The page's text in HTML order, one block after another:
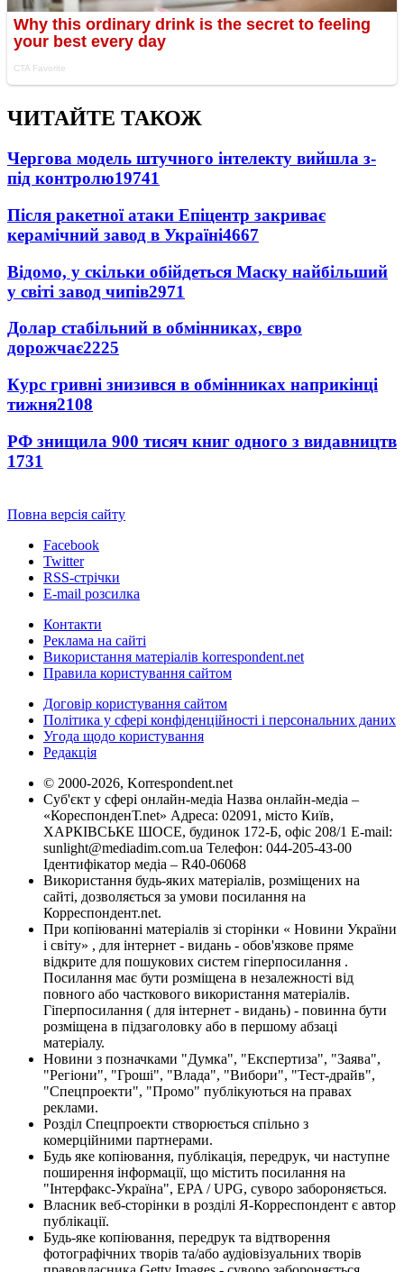
ЧИТАЙТЕ ТАКОЖ
Чергова модель штучного інтелекту вийшла з-
під контролю19741
Після ракетної атаки Епіцентр закриває
керамічний завод в Україні4667
Відомо, у скільки обійдеться Маску найбільший
у світі завод чипів2971
Долар стабільний в обмінниках, євро
дорожчає2225
Курс гривні знизився в обмінниках наприкінці
тижня2108
РФ знищила 900 тисяч книг одного з видавництв
1731
Повна версія сайту
Facebook
Twitter
RSS-стрічки
E-mail розсилка
Контакти
Реклама на сайті
Використання матеріалів korrespondent.net
Правила користування сайтом
Договір користування сайтом
Політика у сфері конфіденційності і персональних даних
Угода щодо користування
Редакція
© 2000-2026, Korrespondent.net
Суб'єкт у сфері онлайн-медіа Назва онлайн-медіа –
«КореспонденТ.net» Адреса: 02091, місто Київ,
ХАРКІВСЬКЕ ШОСЕ, будинок 172-Б, офіс 208/1 E-mail:
sunlight@mediadim.com.ua Телефон: 044-205-43-00
Ідентифікатор медіа – R40-06068
Використання будь-яких матеріалів, розміщених на
сайті, дозволяється за умови посилання на
Корреспондент.net.
При копіюванні матеріалів зі сторінки « Новини України
і світу» , для інтернет - видань - обов'язкове пряме
відкрите для пошукових систем гіперпосилання .
Посилання має бути розміщена в незалежності від
повного або часткового використання матеріалів.
Гіперпосилання ( для інтернет - видань) - повинна бути
розміщена в підзаголовку або в першому абзаці
матеріалу.
Новини з позначками "Думка", "Експертиза", "Заява",
"Регіони", "Гроші", "Влада", "Вибори", "Тест-драйв",
"Спецпроекти", "Промо" публікуються на правах
реклами.
Розділ Спецпроекти створюється спільно з
комерційними партнерами.
Будь яке копіювання, публікація, передрук, чи наступне
поширення інформації, що містить посилання на
"Інтерфакс-Україна", EPA / UPG, суворо забороняється.
Власник веб-сторінки в розділі Я-Корреспондент є автор
публікації.
Будь-яке копіювання, передрук та відтворення
фотографічних творів та/або аудіовізуальних творів